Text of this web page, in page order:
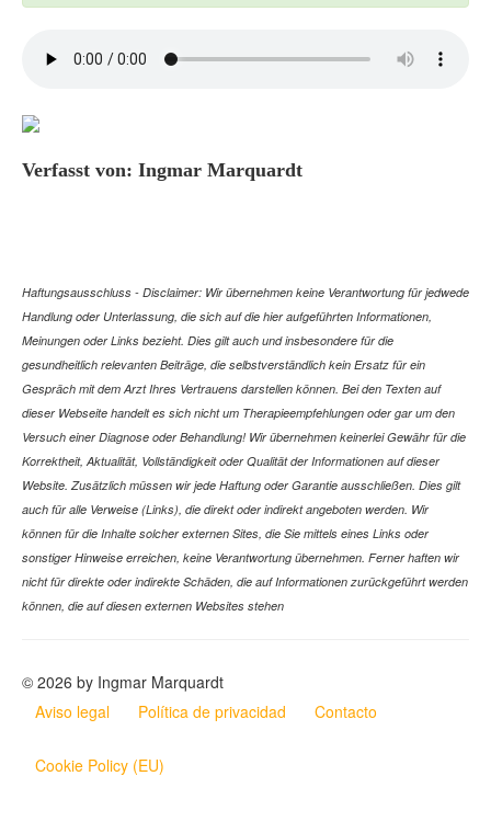
Verfasst von: Ingmar Marquardt
Haftungsausschluss - Disclaimer: Wir übernehmen keine Verantwortung für jedwede
Handlung oder Unterlassung, die sich auf die hier aufgeführten Informationen,
Meinungen oder Links bezieht. Dies gilt auch und insbesondere für die
gesundheitlich relevanten Beiträge, die selbstverständlich kein Ersatz für ein
Gespräch mit dem Arzt Ihres Vertrauens darstellen können. Bei den Texten auf
dieser Webseite handelt es sich nicht um Therapieempfehlungen oder gar um den
Versuch einer Diagnose oder Behandlung! Wir übernehmen keinerlei Gewähr für die
Korrektheit, Aktualität, Vollständigkeit oder Qualität der Informationen auf dieser
Website. Zusätzlich müssen wir jede Haftung oder Garantie ausschließen. Dies gilt
auch für alle Verweise (Links), die direkt oder indirekt angeboten werden. Wir
können für die Inhalte solcher externen Sites, die Sie mittels eines Links oder
sonstiger Hinweise erreichen, keine Verantwortung übernehmen. Ferner haften wir
nicht für direkte oder indirekte Schäden, die auf Informationen zurückgeführt werden
können, die auf diesen externen Websites stehen
© 2026 by Ingmar Marquardt
Aviso legal
Política de privacidad Contacto
Cookie Policy (EU)